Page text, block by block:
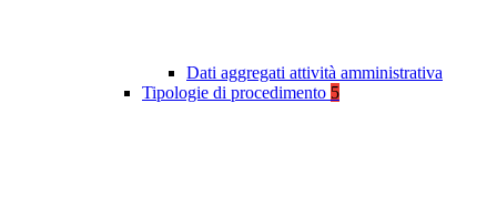
Dati aggregati attività amministrativa
Tipologie di procedimento 5